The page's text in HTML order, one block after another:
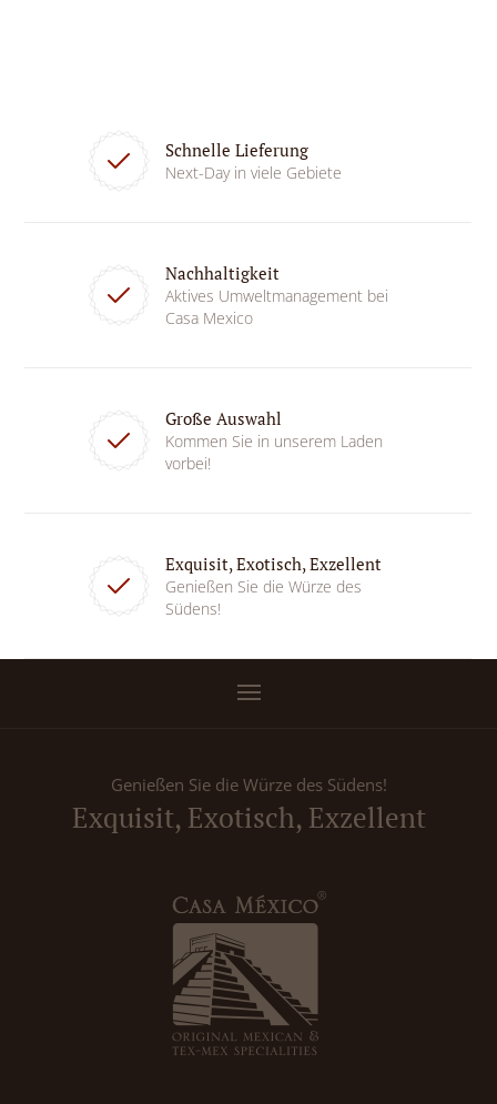
Schnelle Lieferung
Next-Day in viele Gebiete
Nachhaltigkeit
Aktives Umweltmanagement bei
Casa Mexico
Große Auswahl
Kommen Sie in unserem Laden
vorbei!
Exquisit, Exotisch, Exzellent
Genießen Sie die Würze des
Südens!
Genießen Sie die Würze des Südens!
Exquisit, Exotisch, Exzellent